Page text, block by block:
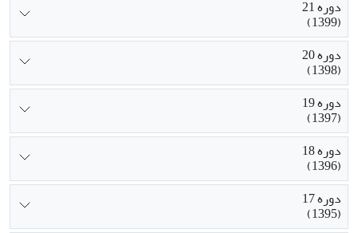
دوره 21
(1399)
دوره 20
(1398)
دوره 19
(1397)
دوره 18
(1396)
دوره 17
(1395)